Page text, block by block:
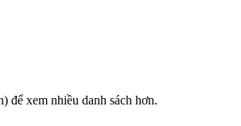
để xem nhiều danh sách hơn.